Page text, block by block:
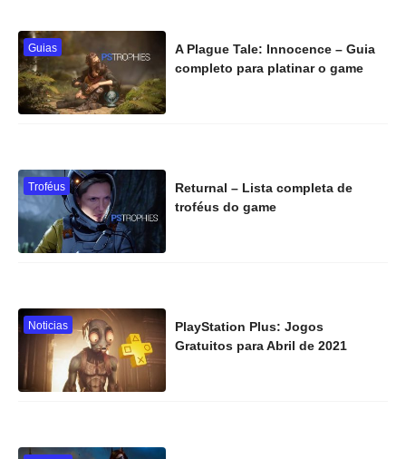
Guias
A Plague Tale: Innocence – Guia
completo para platinar o game
Troféus
Returnal – Lista completa de
troféus do game
Noticias
PlayStation Plus: Jogos
Gratuitos para Abril de 2021